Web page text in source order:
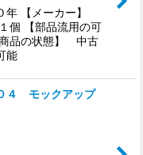
年 【メーカー】
個 【部品流用の可
品の状態】 中古
能
４ モックアップ